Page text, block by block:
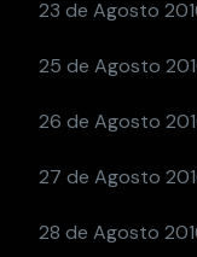
23 de Agosto
25 de Agosto
26 de Agosto
27 de Agosto
28 de Agosto